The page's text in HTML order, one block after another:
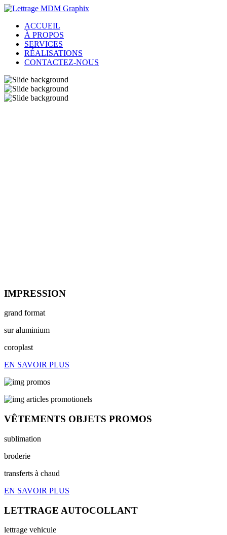
ACCUEIL
À PROPOS
SERVICES
RÉALISATIONS
CONTACTEZ-NOUS
IMPRESSION
grand format
sur aluminium
coroplast
EN SAVOIR PLUS
VÊTEMENTS OBJETS PROMOS
sublimation
broderie
transferts à chaud
EN SAVOIR PLUS
LETTRAGE AUTOCOLLANT
lettrage vehicule